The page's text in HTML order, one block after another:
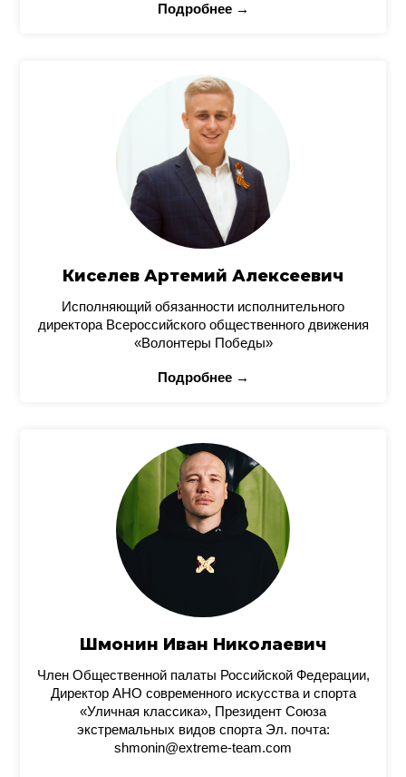
Подробнее →
Киселев Артемий Алексеевич
Исполняющий обязанности исполнительного
директора Всероссийского общественного движения
«Волонтеры Победы»
Подробнее →
Шмонин Иван Николаевич
Член Общественной палаты Российской Федерации,
Директор АНО современного искусства и спорта
«Уличная классика», Президент Союза
экстремальных видов спорта Эл. почта:
shmonin@extreme-team.com